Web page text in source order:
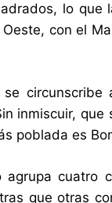
lo
con el
se
inmiscuir,
poblada es
agrupa cuatro
que otras